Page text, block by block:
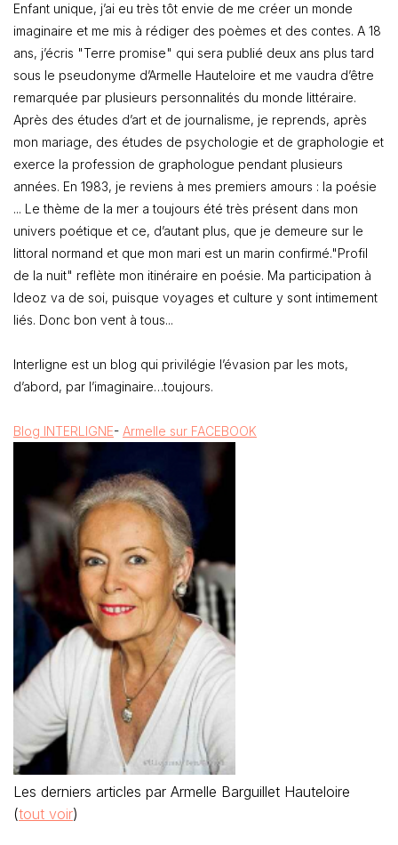
Enfant unique, j’ai eu très tôt envie de me créer un monde
imaginaire et me mis à rédiger des poèmes et des contes. A 18
ans, j’écris "Terre promise" qui sera publié deux ans plus tard
sous le pseudonyme d’Armelle Hauteloire et me vaudra d’être
remarquée par plusieurs personnalités du monde littéraire.
Après des études d’art et de journalisme, je reprends, après
mon mariage, des études de psychologie et de graphologie et
exerce la profession de graphologue pendant plusieurs
années. En 1983, je reviens à mes premiers amours : la poésie
... Le thème de la mer a toujours été très présent dans mon
univers poétique et ce, d’autant plus, que je demeure sur le
littoral normand et que mon mari est un marin confirmé."Profil
de la nuit" reflète mon itinéraire en poésie. Ma participation à
Ideoz va de soi, puisque voyages et culture y sont intimement
liés. Donc bon vent à tous...
Interligne est un blog qui privilégie l’évasion par les mots,
d’abord, par l’imaginaire…toujours.
Blog INTERLIGNE- Armelle sur FACEBOOK
Les derniers articles par Armelle Barguillet Hauteloire
(tout voir)